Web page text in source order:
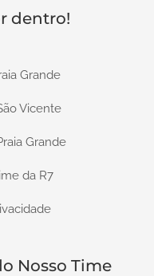
dentro!
Grande
Vicente
Grande
da R7
Nosso Time